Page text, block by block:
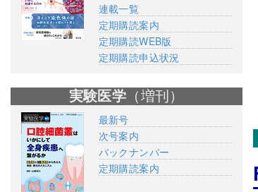
連載一覧
定期購読案内
定期購読WEB版
定期購読申込状況
実験医学 （増刊）
最新号
次号案内
バックナンバー
定期購読案内